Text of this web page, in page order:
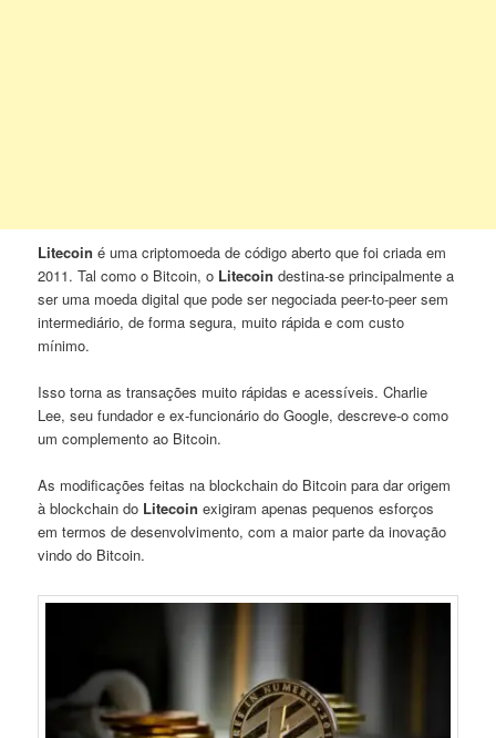
Litecoin é uma criptomoeda de código aberto que foi criada em
2011. Tal como o Bitcoin, o Litecoindestina-se principalmente a
ser uma moeda digital que pode ser negociada peer-to-peer sem
intermediário, de forma segura, muito rápida e com custo
mínimo.
Isso torna as transações muito rápidas e acessíveis. Charlie
Lee, seu fundador e ex-funcionário do Google, descreve-o como
um complemento ao Bitcoin.
As modificações feitas na blockchain do Bitcoin para dar origem
à blockchain do Litecoinexigiram apenas pequenos esforços
em termos de desenvolvimento, com a maior parte da inovação
vindo do Bitcoin.